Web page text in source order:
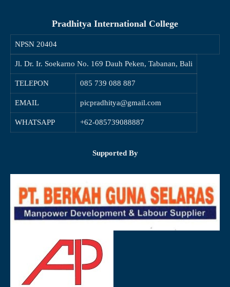
Pradhitya International College
NPSN 20404
Jl. Dr. Ir. Soekarno No. 169 Dauh Peken, Tabanan, Bali
TELEPON 085 739 088 887
EMAIL picpradhitya@gmail.com
WHATSAPP +62-085739088887
Supported By